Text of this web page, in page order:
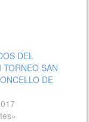
DEL
TORNEO SAN
DE